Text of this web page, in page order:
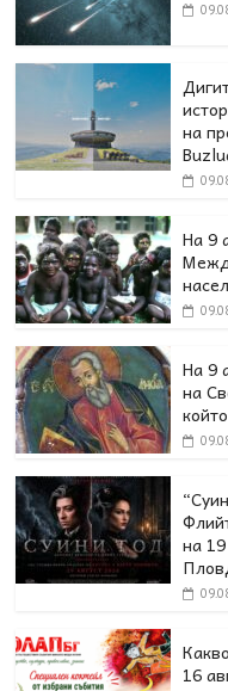
на
На 9
На 9
на
на
16